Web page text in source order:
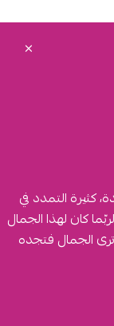
كثيرة التمدد في
كان لهذا الجمال
الجمال فتجده